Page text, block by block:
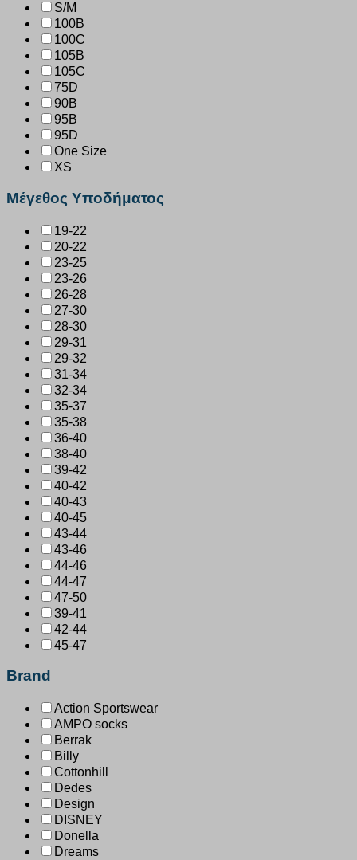
S/M
100B
100C
105B
105C
75D
90B
95B
95D
One Size
XS
Μέγεθος Υποδήματος
19-22
20-22
23-25
23-26
26-28
27-30
28-30
29-31
29-32
31-34
32-34
35-37
35-38
36-40
38-40
39-42
40-42
40-43
40-45
43-44
43-46
44-46
44-47
47-50
39-41
42-44
45-47
Brand
Action Sportswear
AMPO socks
Berrak
Billy
Cottonhill
Dedes
Design
DISNEY
Donella
Dreams